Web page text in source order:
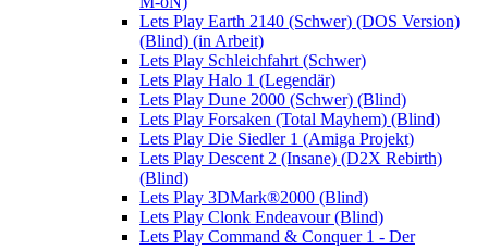
Lets Play Earth 2140 (Schwer) (DOS Version)
(Blind) (in Arbeit)
Lets Play Schleichfahrt (Schwer)
Lets Play Halo 1 (Legendär)
Lets Play Dune 2000 (Schwer) (Blind)
Lets Play Forsaken (Total Mayhem) (Blind)
Lets Play Die Siedler 1 (Amiga Projekt)
Lets Play Descent 2 (Insane) (D2X Rebirth)
(Blind)
Lets Play 3DMark®2000 (Blind)
Lets Play Clonk Endeavour (Blind)
Lets Play Command & Conquer 1 - Der